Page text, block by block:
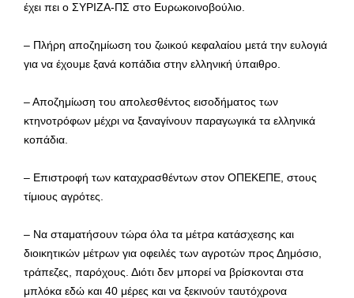
έχει πει ο ΣΥΡΙΖΑ-ΠΣ στο Ευρωκοινοβούλιο.
– Πλήρη αποζημίωση του ζωικού κεφαλαίου μετά την ευλογιά
για να έχουμε ξανά κοπάδια στην ελληνική ύπαιθρο.
– Αποζημίωση του απολεσθέντος εισοδήματος των
κτηνοτρόφων μέχρι να ξαναγίνουν παραγωγικά τα ελληνικά
κοπάδια.
– Επιστροφή των καταχρασθέντων στον ΟΠΕΚΕΠΕ, στους
τίμιους αγρότες.
– Να σταματήσουν τώρα όλα τα μέτρα κατάσχεσης και
διοικητικών μέτρων για οφειλές των αγροτών προς Δημόσιο,
τράπεζες, παρόχους. Διότι δεν μπορεί να βρίσκονται στα
μπλόκα εδώ και 40 μέρες και να ξεκινούν ταυτόχρονα